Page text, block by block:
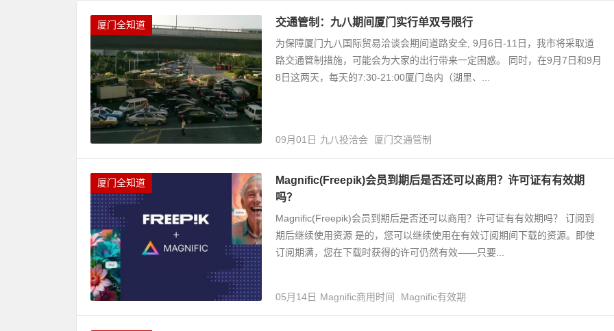
厦门全知道 交通管制：九八期间厦门实行单双号限行
为保障厦门九八国际贸易洽谈会期间道路安全, 9月6日-11日，我市将采取道
路交通管制措施，可能会为大家的出行带来一定困惑。 同时，在9月7日和9月
8日这两天，每天的7:30-21:00厦门岛内（湖里、...
09月01日 九八投洽会 厦门交通管制
厦门全知道
Magnific(Freepik)会员到期后是否还可以商用？许可证有有效期
吗？
Magnific(Freepik)会员到期后是否还可以商用？许可证有有效期吗？ 订阅到
期后继续使用资源 是的，您可以继续使用在有效订阅期间下载的资源。即使
订阅期满，您在下载时获得的许可仍然有效——只要...
05月14日 Magnific商用时间 Magnific有效期